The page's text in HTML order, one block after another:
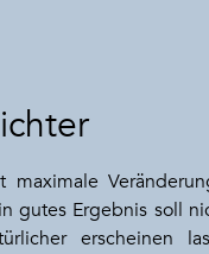
gutes Ergebnis soll
erscheinen